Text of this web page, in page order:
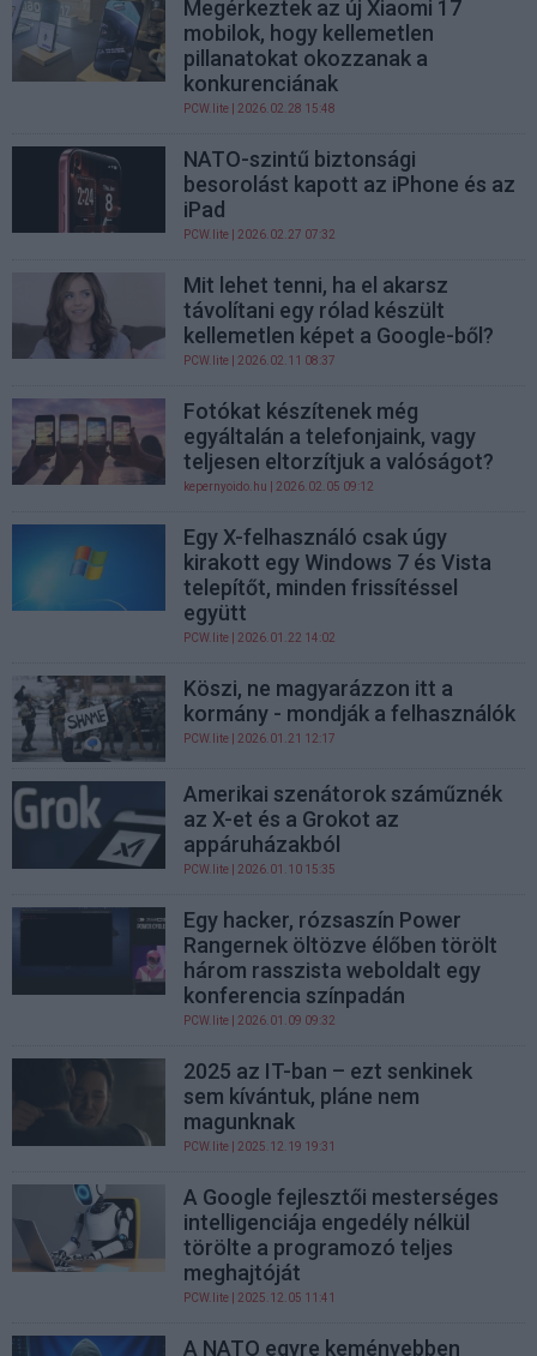
Megérkeztek az új Xiaomi 17
mobilok, hogy kellemetlen
pillanatokat okozzanak a
konkurenciának
PCW.lite | 2026.02.28 15:48
NATO-szintű biztonsági
besorolást kapott az iPhone és az
iPad
PCW.lite | 2026.02.27 07:32
Mit lehet tenni, ha el akarsz
távolítani egy rólad készült
kellemetlen képet a Google-ből?
PCW.lite | 2026.02.11 08:37
Fotókat készítenek még
egyáltalán a telefonjaink, vagy
teljesen eltorzítjuk a valóságot?
kepernyoido.hu | 2026.02.05 09:12
Egy X-felhasználó csak úgy
kirakott egy Windows 7 és Vista
telepítőt, minden frissítéssel
együtt
PCW.lite | 2026.01.22 14:02
Köszi, ne magyarázzon itt a
kormány - mondják a felhasználók
PCW.lite | 2026.01.21 12:17
Amerikai szenátorok száműznék
az X-et és a Grokot az
appáruházakból
PCW.lite | 2026.01.10 15:35
Egy hacker, rózsaszín Power
Rangernek öltözve élőben törölt
három rasszista weboldalt egy
konferencia színpadán
PCW.lite | 2026.01.09 09:32
2025 az IT-ban – ezt senkinek
sem kívántuk, pláne nem
magunknak
PCW.lite | 2025.12.19 19:31
A Google fejlesztői mesterséges
intelligenciája engedély nélkül
törölte a programozó teljes
meghajtóját
PCW.lite | 2025.12.05 11:41
A NATO egyre keményebben